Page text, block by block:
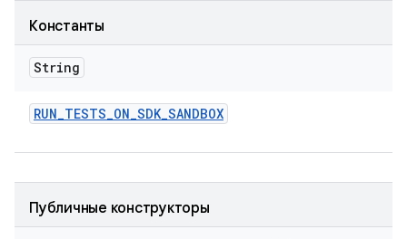
Константы
String
RUN_TESTS_ON_SDK_SANDBOX
Публичные конструкторы